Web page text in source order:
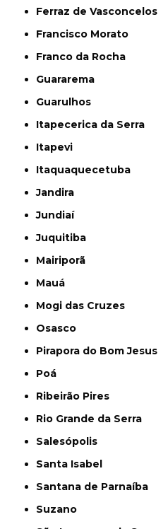
Ferraz de Vasconcelos
Francisco Morato
Franco da Rocha
Guararema
Guarulhos
Itapecerica da Serra
Itapevi
Itaquaquecetuba
Jandira
Jundiaí
Juquitiba
Mairiporã
Mauá
Mogi das Cruzes
Osasco
Pirapora do Bom Jesus
Poá
Ribeirão Pires
Rio Grande da Serra
Salesópolis
Santa Isabel
Santana de Parnaíba
Suzano